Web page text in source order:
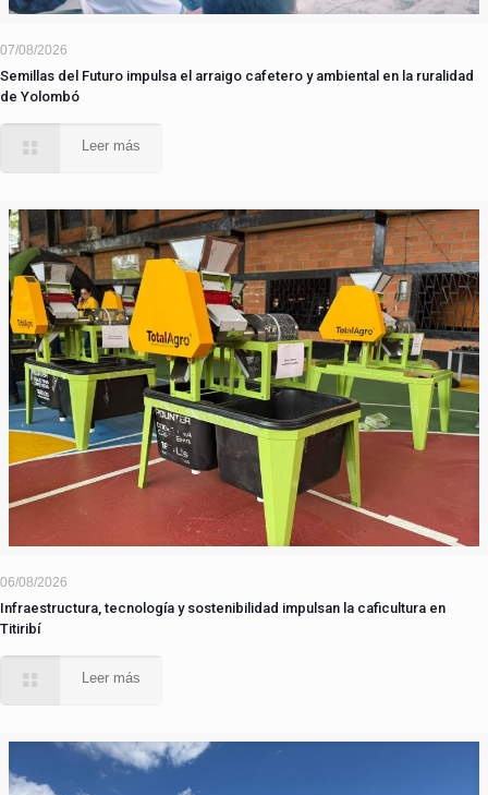
07/08/2026
Semillas del Futuro impulsa el arraigo cafetero y ambiental en la ruralidad
de Yolombó
Leer más
06/08/2026
Infraestructura, tecnología y sostenibilidad impulsan la caficultura en
Titiribí
Leer más